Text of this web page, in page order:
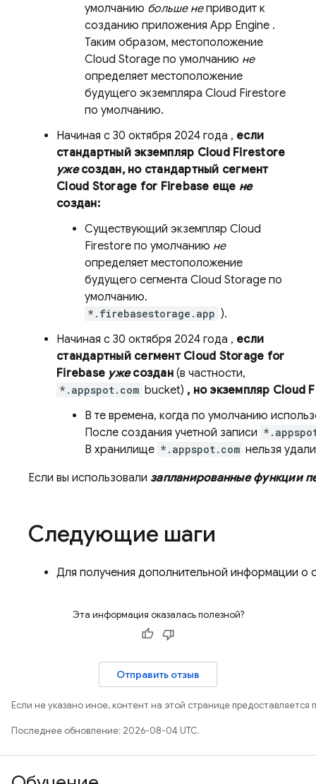
умолчанию больше неприводит к
созданию приложения App Engine .
Таким образом, местоположение
Cloud Storage по умолчанию не
определяет местоположение
будущего экземпляра Cloud Firestore
по умолчанию.
Начиная с 30 октября 2024 года , если
стандартный экземпляр Cloud Firestore
ужесоздан, но стандартный сегмент
Cloud Storage for Firebase еще не
создан:
Существующий экземпляр Cloud
Firestore по умолчанию не
определяет местоположение
будущего сегмента Cloud Storage по
умолчанию.
*.firebasestorage.app ).
Начиная с 30 октября 2024 года , если
стандартный сегмент Cloud Storage for
Firebase ужесоздан(в частности,
*.appspot.com bucket) , но экземпляр Cloud
В те времена, когда по умолчанию
После создания учетной записи
В хранилище *.appspot.com нельзя
Если вы использовали запланированные функции
Следующие шаги
Для получения дополнительной информации о
Эта информация оказалась полезной?
Отправить отзыв
Если не указано иное, контент на этой странице предоставляется
Последнее обновление: 2026-08-04 UTC.